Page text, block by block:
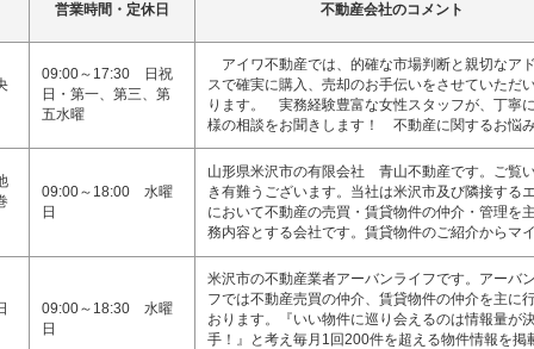
営業時間・定休日 不動産会社のコメント
09:00～17:30 日祝
日・第一、第三、第
五水曜
アイワ不動産では、的確な市場判断と親切なア
スで確実に購入、売却のお手伝いをさせていただ
ります。 実務経験豊富な女性スタッフが、丁寧
様の相談をお聞きします！ 不動産に関するお悩
09:00～18:00 水曜
日
山形県米沢市の有限会社 青山不動産です。ご覧
き有難うございます。当社は米沢市及び隣接する
において不動産の売買・賃貸物件の仲介・管理を
務内容とする会社です。賃貸物件のご紹介からマ
09:00～18:30 水曜
日
米沢市の不動産業者アーバンライフです。アーバ
フでは不動産売買の仲介、賃貸物件の仲介を主に
おります。『いい物件に巡り会えるのは情報量が
手！』と考え毎月1回200件を超える物件情報を掲